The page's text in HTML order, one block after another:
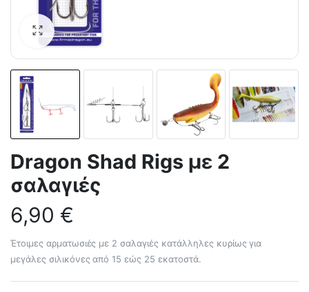
Dragon Shad Rigs με 2
σαλαγιές
6,90 €
Έτοιμες αρματωσιές με 2 σαλαγιές κατάλληλες κυρίως για
μεγάλες σιλικόνες από 15 εώς 25 εκατοστά.